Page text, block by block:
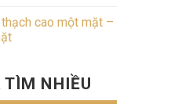
cao một mặt –
NHIỀU